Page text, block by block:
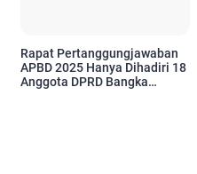
Rapat Pertanggungjawaban
APBD 2025 Hanya Dihadiri 18
Anggota DPRD Bangka